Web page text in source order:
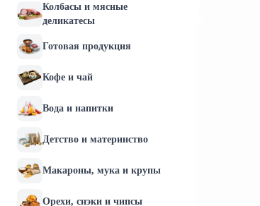
Колбасы и мясные
деликатесы
Готовая продукция
Кофе и чай
Вода и напитки
Детство и материнство
Макароны, мука и крупы
Орехи, снэки и чипсы